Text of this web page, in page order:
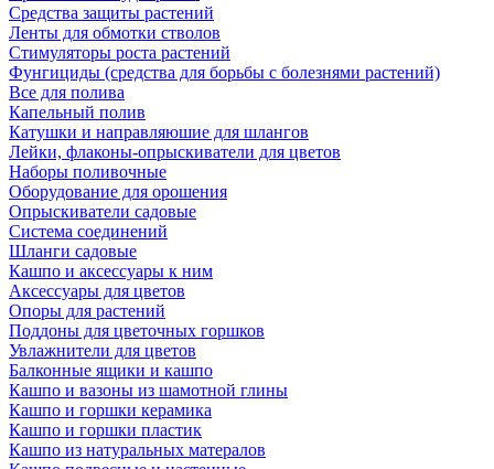
Средства защиты растений
Ленты для обмотки стволов
Стимуляторы роста растений
Фунгициды (средства для борьбы с болезнями растений)
Все для полива
Капельный полив
Катушки и направляюшие для шлангов
Лейки, флаконы-опрыскиватели для цветов
Наборы поливочные
Оборудование для орошения
Опрыскиватели садовые
Система соединений
Шланги садовые
Кашпо и аксессуары к ним
Аксессуары для цветов
Опоры для растений
Поддоны для цветочных горшков
Увлажнители для цветов
Балконные ящики и кашпо
Кашпо и вазоны из шамотной глины
Кашпо и горшки керамика
Кашпо и горшки пластик
Кашпо из натуральных матералов